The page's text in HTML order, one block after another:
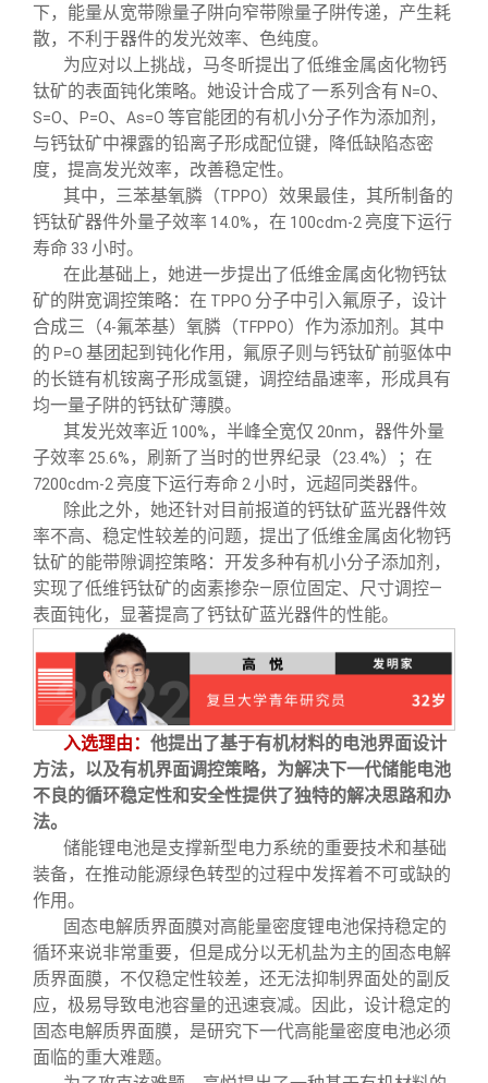
下，能量从宽带隙量子阱向窄带隙量子阱传递，产生耗
散，不利于器件的发光效率、色纯度。
为应对以上挑战，马冬昕提出了低维金属卤化物钙
钛矿的表面钝化策略。她设计合成了一系列含有 N=O、
S=O、 P=O、 As=O 等官能团的有机小分子作为添加剂，
与钙钛矿中裸露的铅离子形成配位键，降低缺陷态密
度，提高发光效率，改善稳定性。
其中，三苯基氧膦（TPPO）效果最佳，其所制备的
钙钛矿器件外量子效率 14.0% ，在 100cdm-2 亮度下运行
寿命 33 小时。
在此基础上，她进一步提出了低维金属卤化物钙钛
矿的阱宽调控策略：在 TPPO 分子中引入氟原子，设计
合成三（4-氟苯基）氧膦（TFPPO）作为添加剂。其中
的 P=O 基团起到钝化作用，氟原子则与钙钛矿前驱体中
的长链有机铵离子形成氢键，调控结晶速率，形成具有
均一量子阱的钙钛矿薄膜。
其发光效率近 100% ，半峰全宽仅 20nm ，器件外量
子效率 25.6% ，刷新了当时的世界纪录（23.4%）；在
7200cdm-2 亮度下运行寿命 2 小时，远超同类器件。
除此之外，她还针对目前报道的钙钛矿蓝光器件效
率不高、稳定性较差的问题，提出了低维金属卤化物钙
钛矿的能带隙调控策略：开发多种有机小分子添加剂，
实现了低维钙钛矿的卤素掺杂—原位固定、尺寸调控—
表面钝化，显著提高了钙钛矿蓝光器件的性能。
入选理由： 他提出了基于有机材料的电池界面设计
方法，以及有机界面调控策略，为解决下一代储能电池
不良的循环稳定性和安全性提供了独特的解决思路和办
法。
储能锂电池是支撑新型电力系统的重要技术和基础
装备，在推动能源绿色转型的过程中发挥着不可或缺的
作用。
固态电解质界面膜对高能量密度锂电池保持稳定的
循环来说非常重要，但是成分以无机盐为主的固态电解
质界面膜，不仅稳定性较差，还无法抑制界面处的副反
应，极易导致电池容量的迅速衰减。因此，设计稳定的
固态电解质界面膜，是研究下一代高能量密度电池必须
面临的重大难题。